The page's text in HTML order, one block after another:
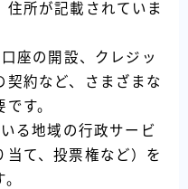
住所が記載されていま
座の開設、クレジッ
契約など、さまざまな
す。
る地域の行政サービ
当て、投票権など）を